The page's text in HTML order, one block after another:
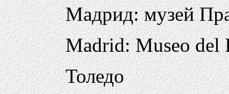
Мадрид: музей
Madrid: Museo del
Толедо